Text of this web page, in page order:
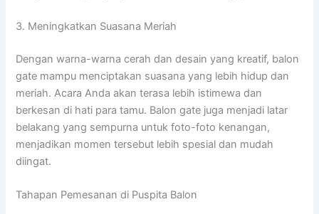
3. Meningkatkan Suasana Meriah
Dengan warna-warna cerah dan desain yang kreatif, balon
gate mampu menciptakan suasana yang lebih hidup dan
meriah. Acara Anda akan terasa lebih istimewa dan
berkesan di hati para tamu. Balon gate juga menjadi latar
belakang yang sempurna untuk foto-foto kenangan,
menjadikan momen tersebut lebih spesial dan mudah
diingat.
Tahapan Pemesanan di Puspita Balon